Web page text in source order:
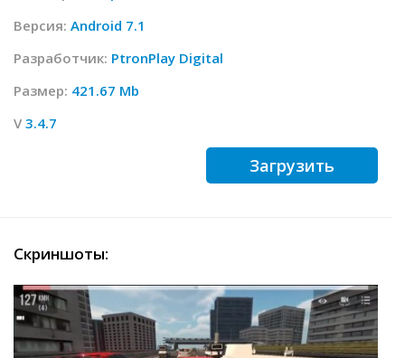
Версия: Android 7.1
Разработчик: PtronPlay Digital
Размер: 421.67 Mb
V 3.4.7
Загрузить
Скриншоты: